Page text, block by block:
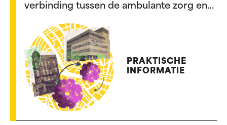
verbinding tussen de ambulante zorg en
PRAKTISCHE
INFORMATIE